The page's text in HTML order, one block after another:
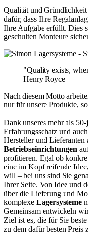
Qualität und
dafür, dass Ihre
Ihre Aufgabe erfüllt. Dies
geschulten Monteure
"Quality exists,
Henry Royce
Nach diesem Motto
nur für unsere Produkte,
Dank unseres mehr als
Erfahrungsschatz und
Hersteller und Lieferanten
Betriebseinrichtungen
profitieren. Egal ob
eine im Kopf reifende
will – bei uns sind Sie
Ihrer Seite. Von Idee und
über die Lieferung und
komplexe Lagersysteme
Gemeinsam entwickeln
Ziel ist es, die für Sie
zu dem dafür besten Preis